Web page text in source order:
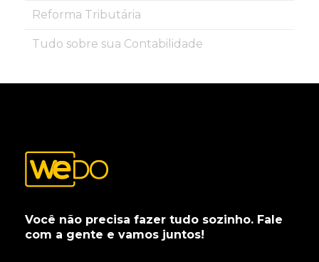
Reforma Tributária
Tudo sobre sua Contabilidade
Você não precisa fazer tudo sozinho. Fale
com a gente e vamos juntos!